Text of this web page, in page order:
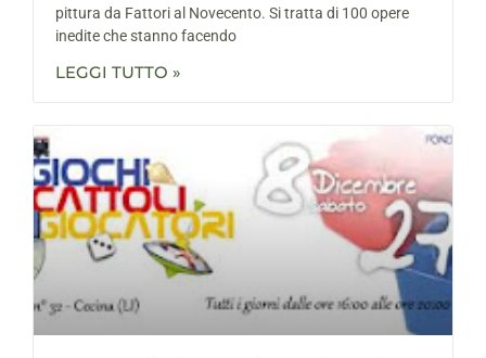
pittura da Fattori al Novecento. Si tratta di 100 opere
inedite che stanno facendo
LEGGI TUTTO »